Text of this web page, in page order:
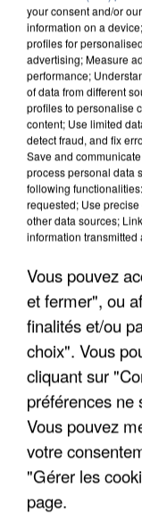
APRÈS TOUTES
your consent and/or
information on a
profiles for
advertising; Measure
performance;
of data from different
profiles to personalise
content; Use limited
detect fraud, and fix
Save and
process personal data
following
requested; Use
other data sources;
information transmitted
Vous pouvez
et fermer", ou
finalités et/ou
choix". Vous
cliquant sur
préférences ne
Vous pouvez
votre
"Gérer les
page.